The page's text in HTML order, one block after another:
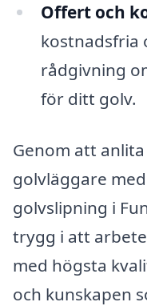
Offert och
kostnadsfria
rådgivning
för ditt golv.
Genom att
golvläggare
golvslipning i
trygg i att
med högsta
och kunskapen